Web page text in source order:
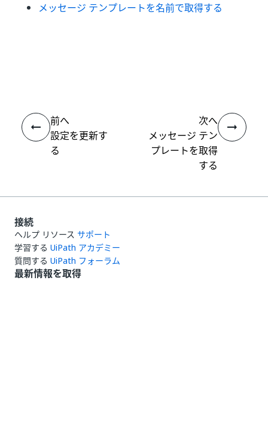
メッセージ テンプレートを名前で取得する
前へ
設定を更新す
る
次へ
メッセージ テン
プレートを取得
する
接続
ヘルプ リソース サポート
学習する UiPath アカデミー
質問する UiPath フォーラム
最新情報を取得